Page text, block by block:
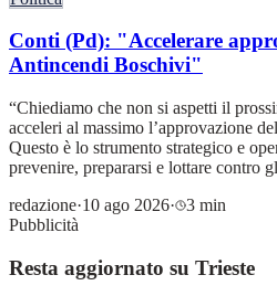
Conti (Pd): "Accelerare
Antincendi Boschivi"
“Chiediamo che non si aspetti il
acceleri al massimo l’approvazione
Questo è lo strumento strategico e
prevenire, prepararsi e lottare contro
redazione·10 ago 2026·
3 min
Pubblicità
Resta aggiornato su Trieste